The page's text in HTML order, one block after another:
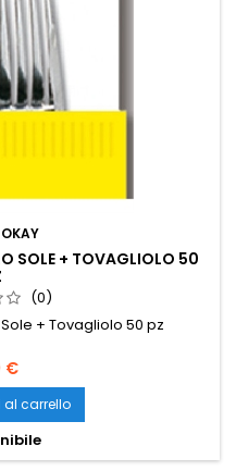
OKAY
SOLE + TOVAGLIOLO 50
(0)
+ Tovagliolo 50 pz
€
carrello